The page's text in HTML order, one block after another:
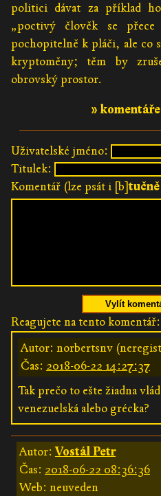
politici dávat za příklad
„poctivý člověk se
pochopitelně k pláči, ale co
kryptoměny; těm by
obrovský prostor.
»
Uživatelské jméno:
Titulek:
Komentář (lze psát i [b]tučně
Vylít
Reagujete na tento komentář:
Autor: norbertsnv
Čas: 2018-06-22 14:27:37
Tak prečo to ešte žiadna
venezuelská alebo grécka?
Autor:Vostál Petr
Čas: 2018-06-22 08:36:36
Web: neuveden